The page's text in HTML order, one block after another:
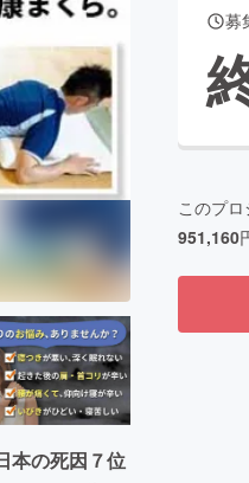
machi-yaコミュニティ
本の死因７位
募
このプロ
951,160